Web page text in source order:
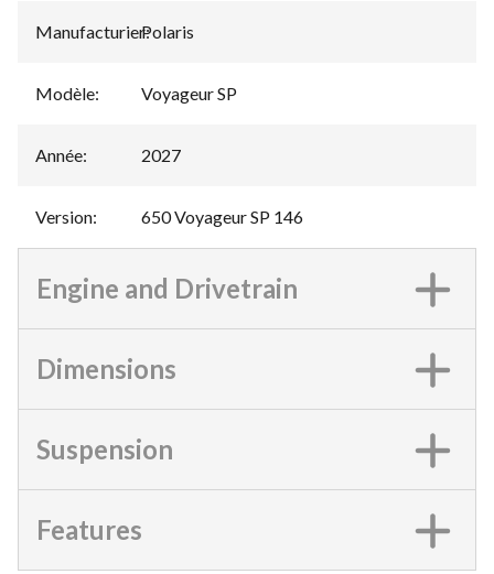
Manufacturier:
Polaris
Modèle: Voyageur SP
Année: 2027
Version: 650 Voyageur SP 146
Engine and Drivetrain
Dimensions
Suspension
Features